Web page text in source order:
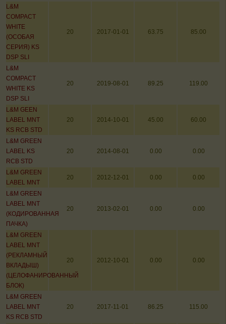
L&M
COMPACT
WHITE
(ОСОБАЯ
СЕРИЯ) KS
DSP SLI
20 2017-01-01 63.75 85.00
L&M
COMPACT
WHITE KS
DSP SLI
20 2019-08-01 89.25 119.00
L&M GEEN
LABEL MNT
KS RCB STD
20 2014-10-01 45.00 60.00
L&M GREEN
LABEL KS
RCB STD
20 2014-08-01 0.00 0.00
L&M GREEN
LABEL MNT
20 2012-12-01 0.00 0.00
L&M GREEN
LABEL MNT
(КОДИРОВАННАЯ
ПАЧКА)
20 2013-02-01 0.00 0.00
L&M GREEN
LABEL MNT
(РЕКЛАМНЫЙ
ВКЛАДЫШ)
(ЦЕЛОФАНИРОВАННЫЙ
БЛОК)
20 2012-10-01 0.00 0.00
L&M GREEN
LABEL MNT
KS RCB STD
20 2017-11-01 86.25 115.00